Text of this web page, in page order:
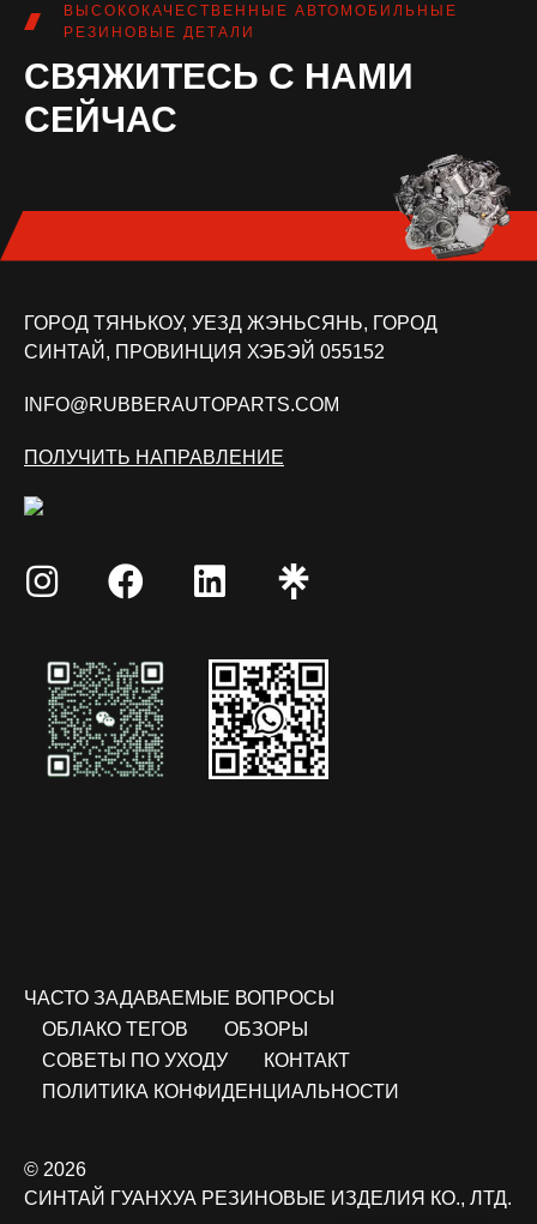
ВЫСОКОКАЧЕСТВЕННЫЕ АВТОМОБИЛЬНЫЕ
РЕЗИНОВЫЕ ДЕТАЛИ
СВЯЖИТЕСЬ С НАМИ
СЕЙЧАС
ГОРОД ТЯНЬКОУ, УЕЗД ЖЭНЬСЯНЬ, ГОРОД
СИНТАЙ, ПРОВИНЦИЯ ХЭБЭЙ 055152
INFO@RUBBERAUTOPARTS.COM
ПОЛУЧИТЬ НАПРАВЛЕНИЕ
ЧАСТО ЗАДАВАЕМЫЕ ВОПРОСЫ
ОБЛАКО ТЕГОВ
ОБЗОРЫ
СОВЕТЫ ПО УХОДУ
КОНТАКТ
ПОЛИТИКА КОНФИДЕНЦИАЛЬНОСТИ
© 2026
СИНТАЙ ГУАНХУА РЕЗИНОВЫЕ ИЗДЕЛИЯ КО., ЛТД.